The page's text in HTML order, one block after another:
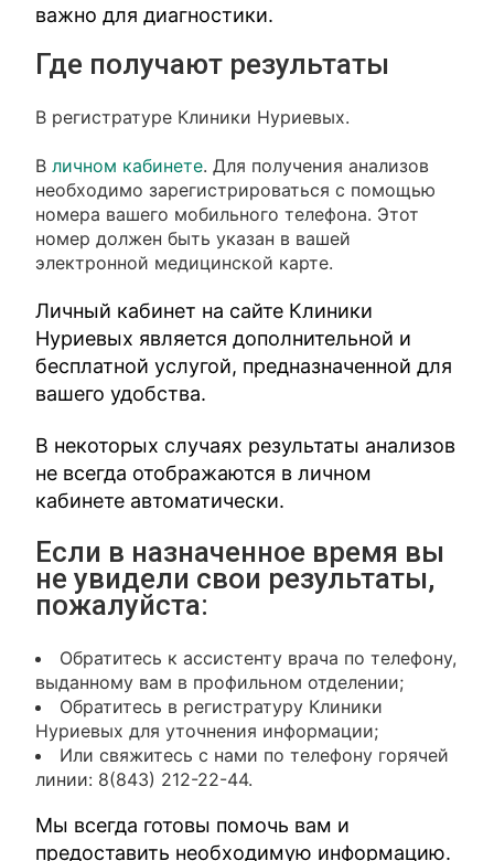
важно для диагностики.
Где получают результаты
В регистратуре Клиники Нуриевых.
Вличном кабинете. Для получения анализов
необходимо зарегистрироваться с помощью
номера вашего мобильного телефона. Этот
номер должен быть указан в вашей
электронной медицинской карте.
Личный кабинет на сайте Клиники
Нуриевых является дополнительной и
бесплатной услугой, предназначенной для
вашего удобства.
В некоторых случаях результаты анализов
не всегда отображаются в личном
кабинете автоматически.
Если в назначенное время вы
не увидели свои результаты,
пожалуйста:
Обратитесь к ассистенту врача по телефону,
выданному вам в профильном отделении;
Обратитесь в регистратуру Клиники
Нуриевых для уточнения информации;
Или свяжитесь с нами по телефону горячей
линии: 8(843) 212-22-44.
Мы всегда готовы помочь вам и
предоставить необходимую информацию.